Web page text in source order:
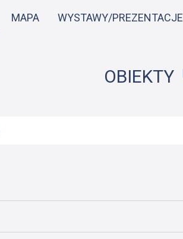
do
MAPA WYSTAWY/PREZENTACJE
OBIEKTY